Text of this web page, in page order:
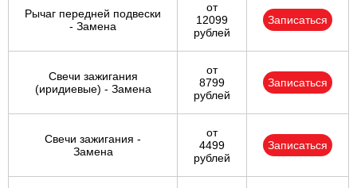
Рычаг передней подвески
- Замена
от
12099
рублей
Записаться
Свечи зажигания
(иридиевые) - Замена
от
8799
рублей
Записаться
Свечи зажигания -
Замена
от
4499
рублей
Записаться